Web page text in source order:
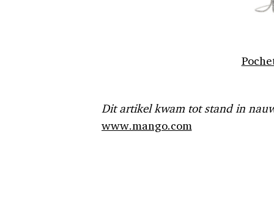
Dit artikel kwam tot stand in
www.mango.com